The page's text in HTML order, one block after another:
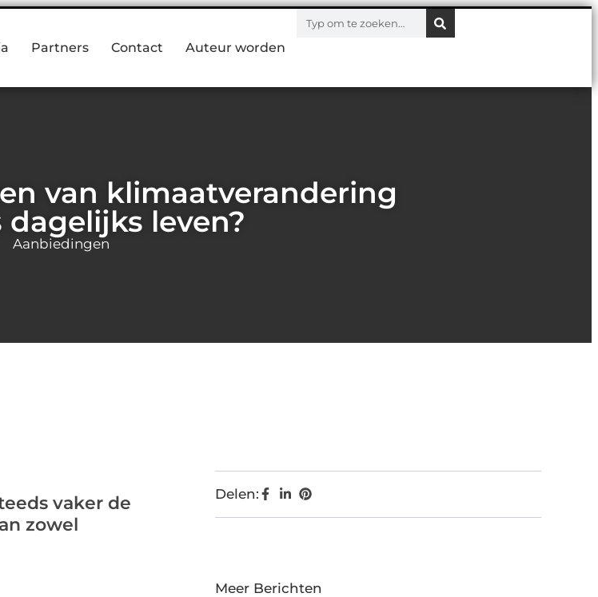
Partners Contact Auteur worden
van klimaatverandering
dagelijks leven?
Aanbiedingen
vaker de
zowel
Delen:
Meer Berichten